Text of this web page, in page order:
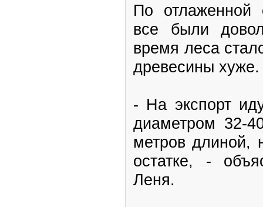
По отлаженной
все были
время леса
древесины хуже.
- На экспорт
диаметром 32-
метров длиной,
остатке, -
Леня.